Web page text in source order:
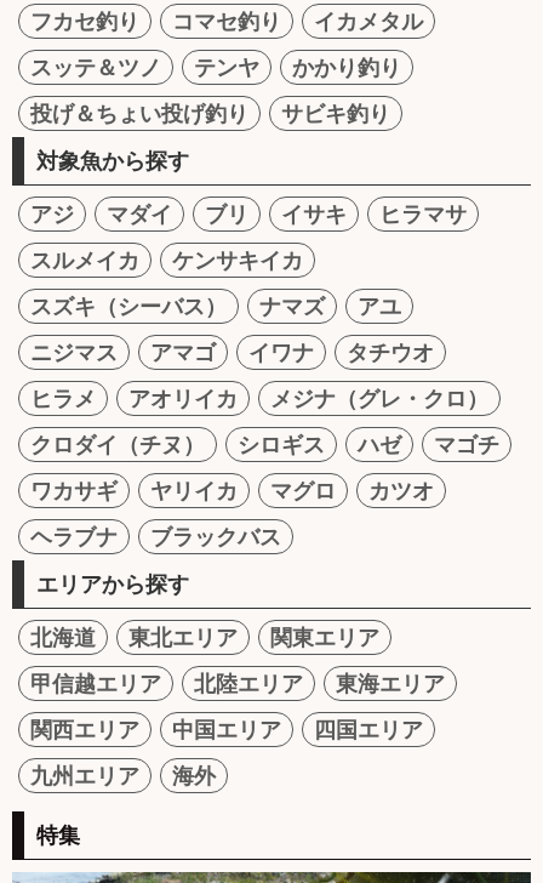
フカセ釣り
コマセ釣り
イカメタル
スッテ＆ツノ
テンヤ
かかり釣り
投げ＆ちょい投げ釣り
サビキ釣り
対象魚から探す
アジ マダイ ブリ イサキ
ヒラマサ
スルメイカ
ケンサキイカ
スズキ（シーバス）
ナマズ
アユ
ニジマス
アマゴ イワナ
タチウオ
ヒラメ
アオリイカ
メジナ（グレ・クロ）
クロダイ（チヌ）
シロギス ハゼ
マゴチ
ワカサギ
ヤリイカ マグロ
カツオ
ヘラブナ
ブラックバス
エリアから探す
北海道 東北エリア
関東エリア
甲信越エリア
北陸エリア
東海エリア
関西エリア
中国エリア
四国エリア
九州エリア
海外
特集